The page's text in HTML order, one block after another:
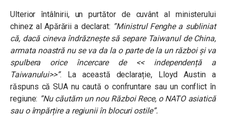
Ulterior întâlnirii, un purtător de cuvânt al ministerului
chinez al Apărării a declarat: ”Ministrul Fenghe a subliniat
că, dacă cineva îndrăznește să separe Taiwanul de China,
armata noastră nu se va da la o parte de la un război și va
spulbera orice încercare de << independență a
Taiwanului>>”. La această declarație, Lloyd Austin a
răspuns că SUA nu caută o confruntare sau un conflict în
regiune: ”Nu căutăm un nou Război Rece, o NATO asiatică
sau o împărțire a regiunii în blocuri ostile”.